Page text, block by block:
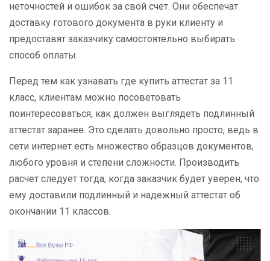
неточностей и ошибок за свой счет. Они обеспечат
доставку готового документа в руки клиенту и
предоставят заказчику самостоятельно выбирать
способ оплаты.
Перед тем как узнавать где купить аттестат за 11
класс, клиентам можно посоветовать
поинтересоваться, как должен выглядеть подлинный
аттестат заранее. Это сделать довольно просто, ведь в
сети интернет есть множество образцов документов,
любого уровня и степени сложности. Производить
расчет следует тогда, когда заказчик будет уверен, что
ему доставили подлинный и надежный аттестат об
окончании 11 классов.